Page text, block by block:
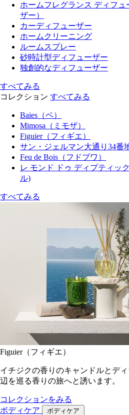
ホームフレグランス ディフ
ザー）
カーディフューザー
ホームクリーニング
ルームスプレー
砂時計型ディフューザー
独創的なディフューザー
すべてみる
コレクション すべてみる
Baies（ベ）
Mimosa（ミモザ）
Figuier（フィギエ）
サン・ジェルマン大通り34番
Feu de Bois（フドブワ）
レ モンド ドゥ ディプティッ
ル)
すべてみる
Figuier（フィギエ）
イチジクの香りのキャンドルとデ
辺を巡る香りの旅へと誘います。
コレクションをみる
ボディケア
ボディケア